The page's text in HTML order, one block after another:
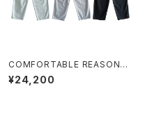
COMFORTABLE REASON
"Surface Dyed Denim"
¥24,200